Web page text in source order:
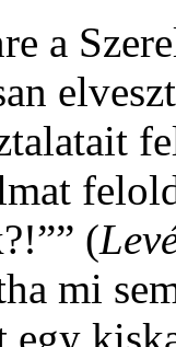
a
(
mi
egy